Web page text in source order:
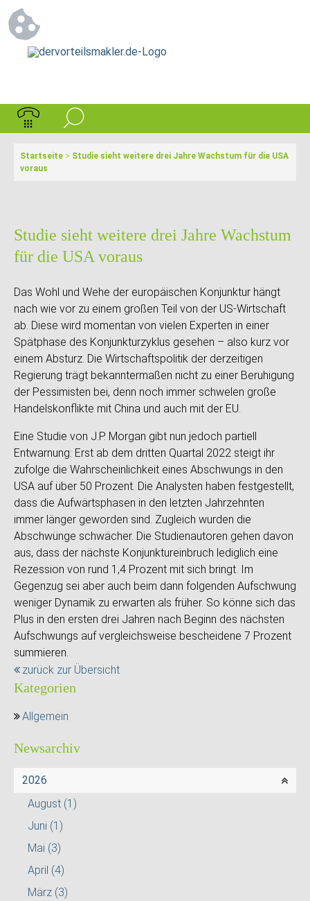
Startseite > Studie sieht weitere drei Jahre Wachstum für die USA
voraus
Studie sieht weitere drei Jahre Wachstum
für die USA voraus
Das Wohl und Wehe der europäischen Konjunktur hängt
nach wie vor zu einem großen Teil von der US-Wirtschaft
ab. Diese wird momentan von vielen Experten in einer
Spätphase des Konjunkturzyklus gesehen – also kurz vor
einem Absturz. Die Wirtschaftspolitik der derzeitigen
Regierung trägt bekanntermaßen nicht zu einer Beruhigung
der Pessimisten bei, denn noch immer schwelen große
Handelskonflikte mit China und auch mit der EU.
Eine Studie von J.P. Morgan gibt nun jedoch partiell
Entwarnung: Erst ab dem dritten Quartal 2022 steigt ihr
zufolge die Wahrscheinlichkeit eines Abschwungs in den
USA auf über 50 Prozent. Die Analysten haben festgestellt,
dass die Aufwärtsphasen in den letzten Jahrzehnten
immer länger geworden sind. Zugleich wurden die
Abschwünge schwächer. Die Studienautoren gehen davon
aus, dass der nächste Konjunktureinbruch lediglich eine
Rezession von rund 1,4 Prozent mit sich bringt. Im
Gegenzug sei aber auch beim dann folgenden Aufschwung
weniger Dynamik zu erwarten als früher. So könne sich das
Plus in den ersten drei Jahren nach Beginn des nächsten
Aufschwungs auf vergleichsweise bescheidene 7 Prozent
summieren.
zurück zur Übersicht
Kategorien
Allgemein
Newsarchiv
2026
August (1)
Juni (1)
Mai (3)
April (4)
März (3)